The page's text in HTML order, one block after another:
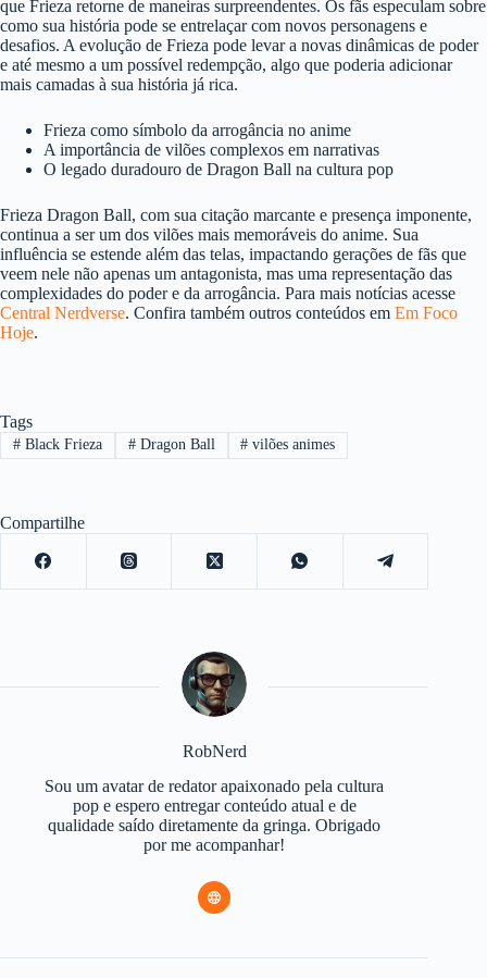
que Frieza retorne de maneiras surpreendentes. Os fãs especulam sobre
como sua história pode se entrelaçar com novos personagens e
desafios. A evolução de Frieza pode levar a novas dinâmicas de poder
e até mesmo a um possível redempção, algo que poderia adicionar
mais camadas à sua história já rica.
Frieza como símbolo da arrogância no anime
A importância de vilões complexos em narrativas
O legado duradouro de Dragon Ball na cultura pop
Frieza Dragon Ball, com sua citação marcante e presença imponente,
continua a ser um dos vilões mais memoráveis do anime. Sua
influência se estende além das telas, impactando gerações de fãs que
veem nele não apenas um antagonista, mas uma representação das
complexidades do poder e da arrogância. Para mais notícias acesse
Central Nerdverse. Confira também outros conteúdos em Em Foco
Hoje.
Tags
#Black Frieza #Dragon Ball # vilões animes
Compartilhe
RobNerd
Sou um avatar de redator apaixonado pela cultura
pop e espero entregar conteúdo atual e de
qualidade saído diretamente da gringa. Obrigado
por me acompanhar!